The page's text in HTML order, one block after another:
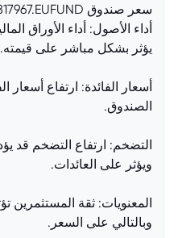
أداء الأصول: أداء الأوراق
يؤثر بشكل مباشر على قيمته.
أسعار الفائدة: ارتفاع أسعار
الصندوق.
التضخم: ارتفاع التضخم قد
ويؤثر على العائدات.
المعنويات: ثقة المستثمرين
وبالتالي على السعر.